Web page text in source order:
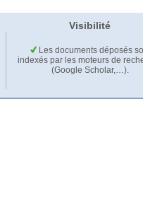
Visibilité
Les documents déposés
indexés par les moteurs de
(Google Scholar,…).